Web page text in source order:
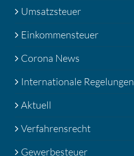
Umsatzsteuer
Einkommensteuer
Corona News
Internationale Regelungen
Aktuell
Verfahrensrecht
Gewerbesteuer